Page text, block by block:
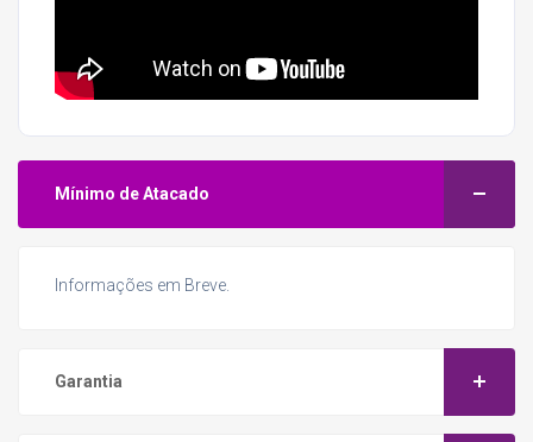
Mínimo de Atacado
Informações em Breve.
Garantia